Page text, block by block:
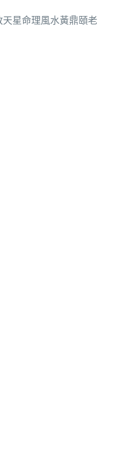
星命理風水黃鼎頤老